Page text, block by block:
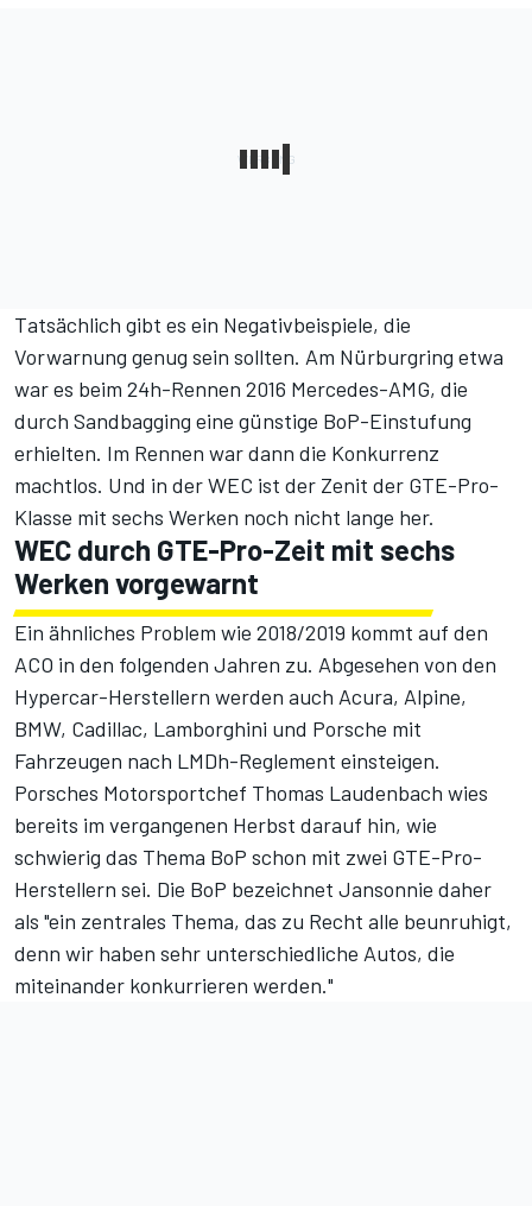
Tatsächlich gibt es ein Negativbeispiele, die
Vorwarnung genug sein sollten. Am Nürburgring etwa
war es beim 24h-Rennen 2016 Mercedes-AMG, die
durch Sandbagging eine günstige BoP-Einstufung
erhielten. Im Rennen war dann die Konkurrenz
machtlos. Und in der WEC ist der Zenit der GTE-Pro-
Klasse mit sechs Werken noch nicht lange her.
WEC durch GTE-Pro-Zeit mit sechs
Werken vorgewarnt
Ein ähnliches Problem wie 2018/2019 kommt auf den
ACO in den folgenden Jahren zu. Abgesehen von den
Hypercar-Herstellern werden auch Acura, Alpine,
BMW, Cadillac, Lamborghini und Porsche mit
Fahrzeugen nach LMDh-Reglement einsteigen.
Porsches Motorsportchef Thomas Laudenbach wies
bereits im vergangenen Herbst darauf hin, wie
schwierig das Thema BoP schon mit zwei GTE-Pro-
Herstellern sei. Die BoP bezeichnet Jansonnie daher
als "ein zentrales Thema, das zu Recht alle beunruhigt,
denn wir haben sehr unterschiedliche Autos, die
miteinander konkurrieren werden."